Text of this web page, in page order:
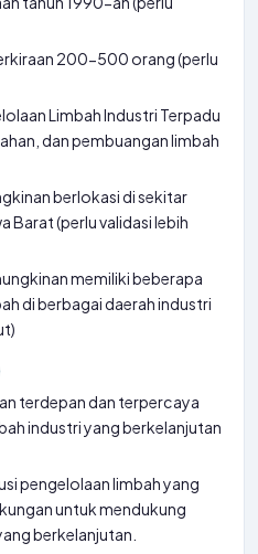
200-500 orang (perlu
Limbah Industri Terpadu
dan pembuangan limbah
berlokasi di sekitar
Barat (perlu validasi lebih
memiliki beberapa
di berbagai daerah industri
terdepan dan terpercaya
industri yang berkelanjutan
pengelolaan limbah yang
untuk mendukung
berkelanjutan.